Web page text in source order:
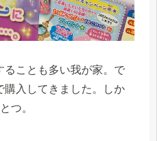
ることも多い我が家。で
購入してきました。しか
つ。